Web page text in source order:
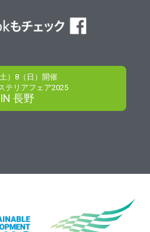
）8（日）開催
テリアフェア2025
IN 長野